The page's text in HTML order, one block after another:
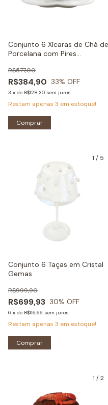
Conjunto 6 Xícaras de Chá de
Porcelana com Pires
R$384,90
R$577,00
33% OFF
3 x de R$128,30 sem juros
Restam apenas 3 em estoque!
Comprar
1 / 5
Conjunto 6 Taças em Cristal
Gemas
R$699,93
R$999,90
30% OFF
6 x de R$116,66 sem juros
Restam apenas 3 em estoque!
Comprar
1 /2